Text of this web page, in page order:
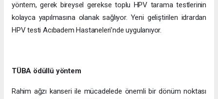
yöntem, gerek bireysel gerekse toplu HPV tarama testlerinin
kolayca yapılmasına olanak sağlıyor. Yeni geliştirilen idrardan
HPV testi Acıbadem Hastaneleri’nde uygulanıyor.
TÜBA ödüllü yöntem
Rahim ağzı kanseri ile mücadelede önemli bir dönüm noktası